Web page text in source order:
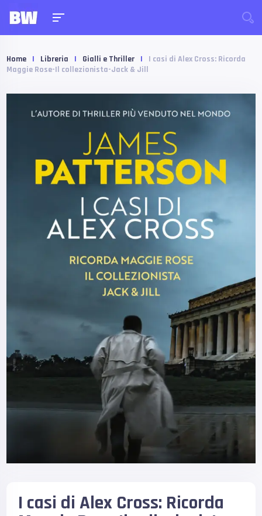
Home | Libreria | Gialli e Thriller |
I casi di Alex Cross: Ricorda
Maggie Rose-Il collezionista-Jack & Jill
I casi di Alex Cross: Ricorda